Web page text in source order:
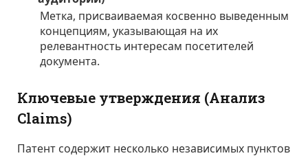
Метка, присваиваемая косвенно выведенным
концепциям, указывающая на их
релевантность интересам посетителей
документа.
Ключевые утверждения (Анализ
Claims)
Патент содержит несколько независимых пунктов